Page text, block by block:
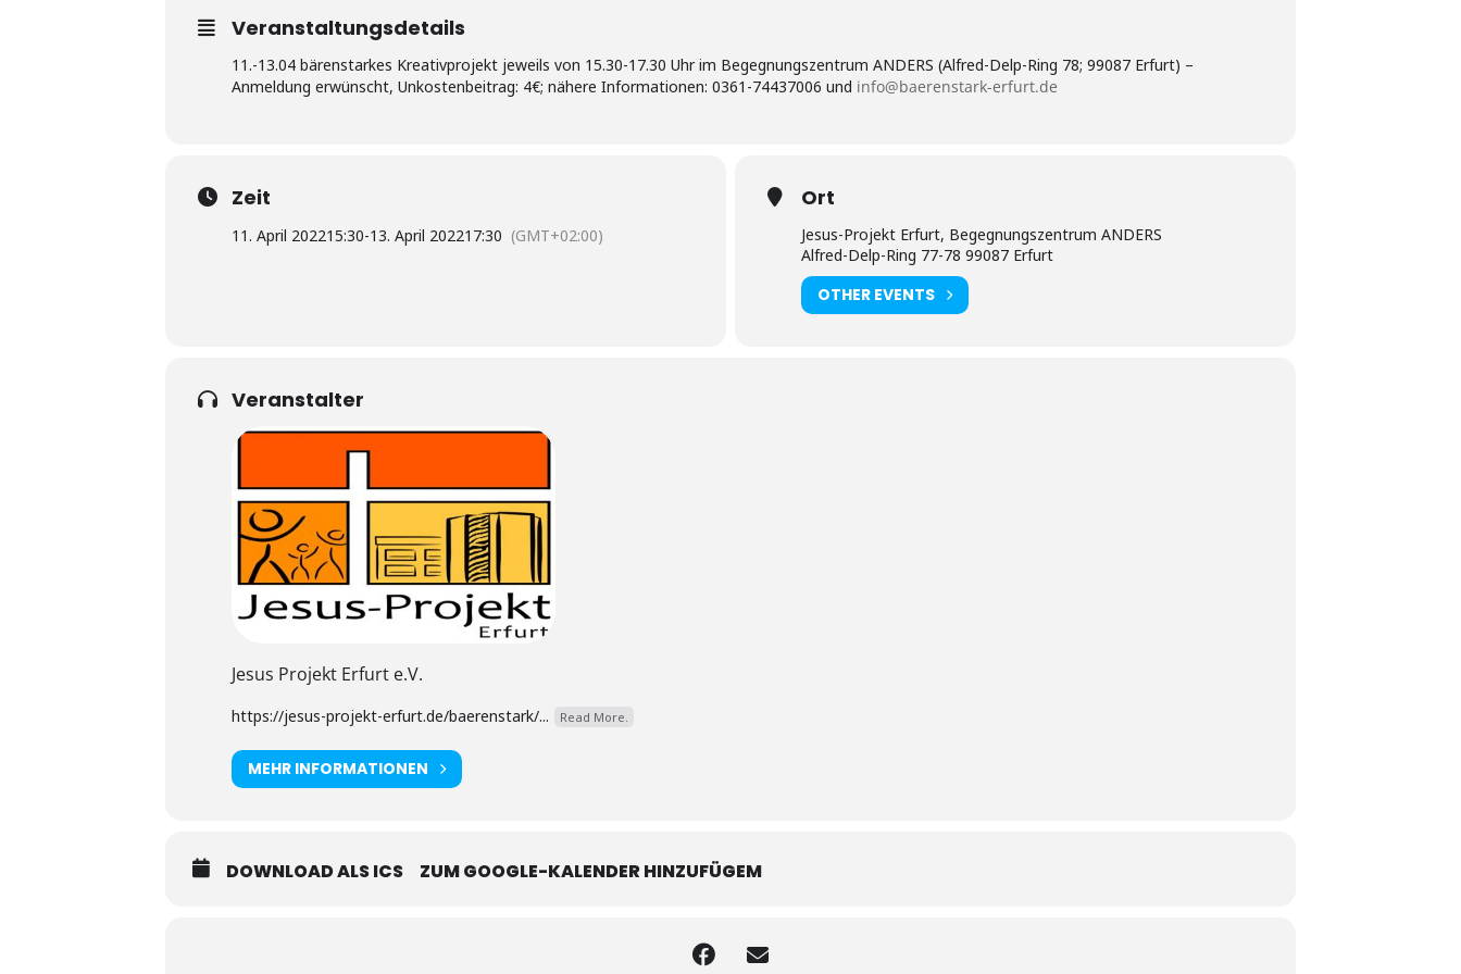
Veranstaltungsdetails
11.-13.04 bärenstarkes Kreativprojekt jeweils von 15.30-17.30 Uhr im Begegnungszentrum ANDERS (Alfred-Delp-Ring 78; 99087 Erfurt) –
Anmeldung erwünscht, Unkostenbeitrag: 4€; nähere Informationen: 0361-74437006 und info@baerenstark-erfurt.de
Zeit
11. April 202215:30-13. April 202217:30 (GMT+02:00)
Ort
Jesus-Projekt Erfurt, Begegnungszentrum ANDERS
Alfred-Delp-Ring 77-78 99087 Erfurt
OTHER EVENTS
Veranstalter
Jesus Projekt Erfurt e.V.
https://jesus-projekt-erfurt.de/baerenstark/... Read More.
MEHR INFORMATIONEN
DOWNLOAD ALS ICS ZUM GOOGLE-KALENDER HINZUFÜGEM